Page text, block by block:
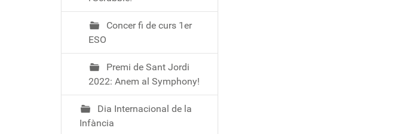
Concer fi de curs 1er
ESO
Premi de Sant Jordi
2022: Anem al Symphony!
Dia Internacional de la
Infància